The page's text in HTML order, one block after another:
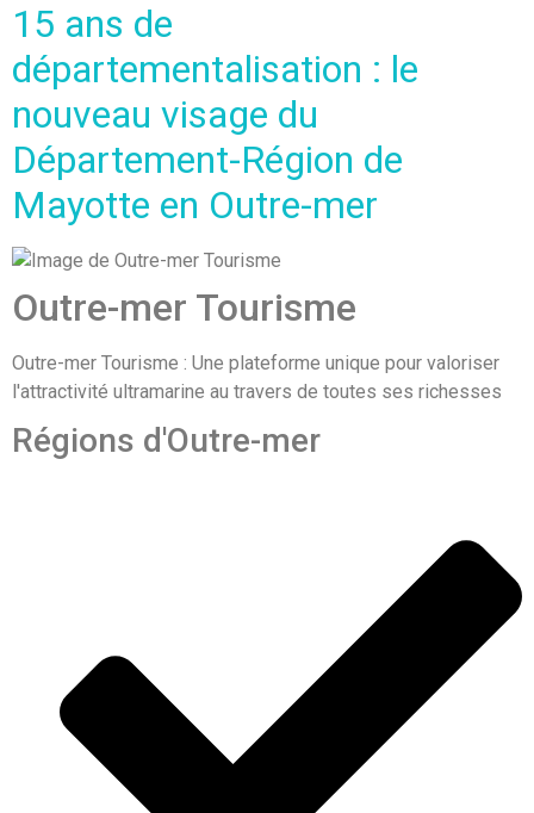
15 ans de
départementalisation : le
nouveau visage du
Département-Région de
Mayotte en Outre-mer
Outre-mer Tourisme
Outre-mer Tourisme : Une plateforme unique pour valoriser
l'attractivité ultramarine au travers de toutes ses richesses
Régions d'Outre-mer